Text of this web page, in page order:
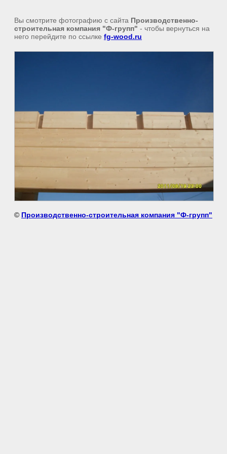
Вы смотрите фотографию с сайта Производственно-
строительная компания "Ф-групп" - чтобы вернуться на
него перейдите по ссылке fg-wood.ru
© Производственно-строительная компания "Ф-групп"